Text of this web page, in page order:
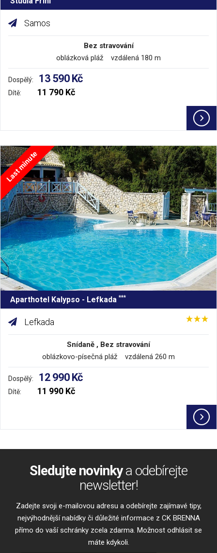
Samos
Bez stravování
oblázková pláž vzdálená 180 m
Dospělý: 13 590 Kč
Dítě: 11 790 Kč
Last minute
Aparthotel Kalypso - Lefkada ***
Lefkada
Snídaně , Bez stravování
oblázkovo-písečná pláž vzdálená 260 m
Dospělý: 12 990 Kč
Dítě: 11 990 Kč
Sledujte novinkya odebírejte
newsletter!
Zadejte svoji e-mailovou adresu a odebírejte zajímavé tipy,
nejvýhodnější nabídky či důležité informace z CK BRENNA
přímo do vaší schránky zcela zdarma. Možnost odhlásit se
máte kdykoli.